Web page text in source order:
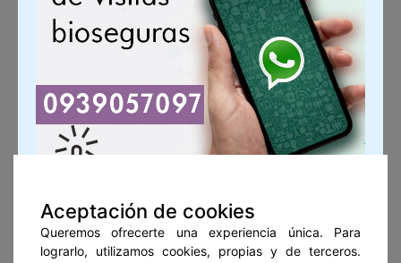
Boletín de Noticias
Aceptación de cookies
Queremos ofrecerte una experiencia única. Para
lograrlo, utilizamos cookies, propias y de terceros.